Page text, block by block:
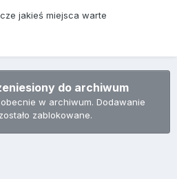
jakieś miejsca warte
do archiwum
w archiwum. Dodawanie
zablokowane.